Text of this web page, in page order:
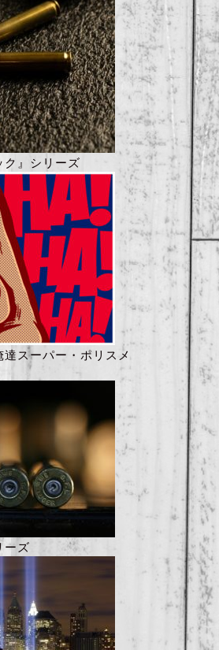
ク』シリーズ
スーパー・ポリスメ
ーズ